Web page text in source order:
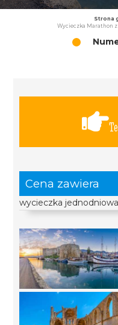
Strona
Wycieczka Marathon z
Cena zawiera
wycieczka jednodniowa